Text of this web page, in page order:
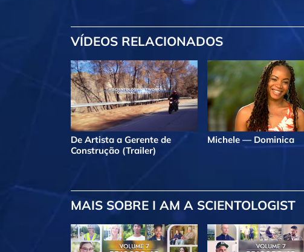
VÍDEOS RELACIONADOS
De Artista a Gerente de
Construção (Trailer)
Michele — Dominica
MAIS SOBRE I AM A SCIENTOLOGIST